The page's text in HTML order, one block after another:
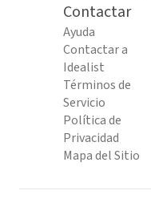
Contactar
Ayuda
Contactar a
Idealist
Términos de
Servicio
Política de
Privacidad
Mapa del Sitio